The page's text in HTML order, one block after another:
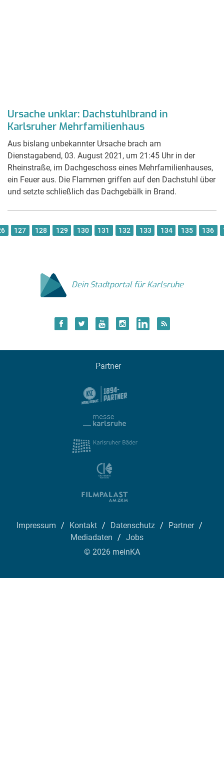
Ursache unklar: Dachstuhlbrand in
Karlsruher Mehrfamilienhaus
Aus bislang unbekannter Ursache brach am
Dienstagabend, 03. August 2021, um 21:45 Uhr in der
Rheinstraße, im Dachgeschoss eines Mehrfamilienhauses,
ein Feuer aus. Die Flammen griffen auf den Dachstuhl über
und setzte schließlich das Dachgebälk in Brand.
127 128 129 130 131 132 133 134 135 136
Dein Stadtportal für Karlsruhe
Partner
Impressum Kontakt Datenschutz
Partner
Mediadaten
Jobs
© 2026 meinKA